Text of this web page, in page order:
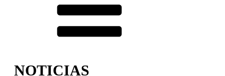
NOTICIAS